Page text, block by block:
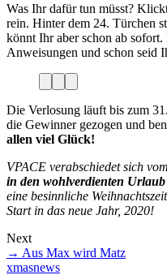
Was Ihr dafür tun müsst?
rein. Hinter dem 24. Türchen
könnt Ihr aber schon ab
Anweisungen und schon seid
Die Verlosung läuft bis zum
die Gewinner gezogen und
allen viel Glück!
VPACE verabschiedet sich vom
in den wohlverdienten Urlaub
eine besinnliche
Start in das neue Jahr, 2020!
Next
→ Aus Max wird Matz
xmasnews